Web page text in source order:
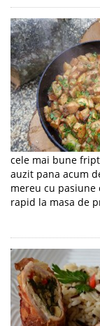
cele mai bune
auzit pana acum
mereu cu pasiune
rapid la masa de